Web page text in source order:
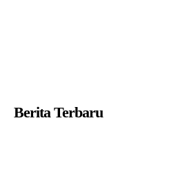
Berita Terbaru